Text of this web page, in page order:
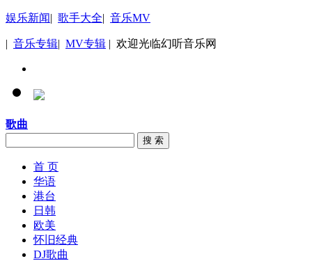
娱乐新闻| 歌手大全| 音乐MV
| 音乐专辑| MV专辑 | 欢迎光临幻听音乐网
歌曲
搜 索
首 页
华语
港台
日韩
欧美
怀旧经典
DJ歌曲